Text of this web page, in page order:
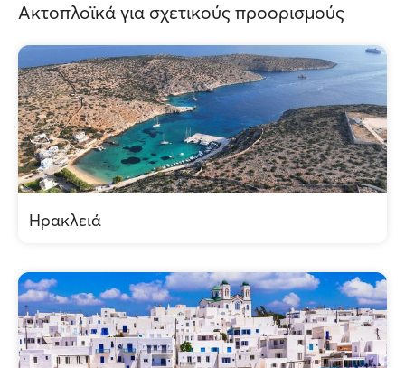
Ακτοπλοϊκά για σχετικούς προορισμούς
Ηρακλειά